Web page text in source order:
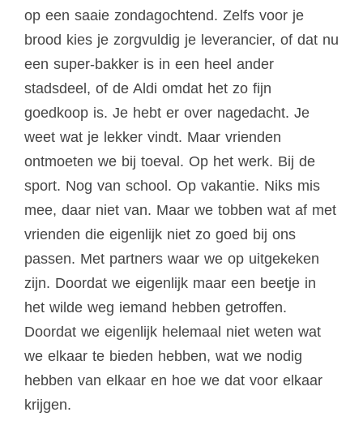
op een saaie zondagochtend. Zelfs voor je
brood kies je zorgvuldig je leverancier, of dat nu
een super-bakker is in een heel ander
stadsdeel, of de Aldi omdat het zo fijn
goedkoop is. Je hebt er over nagedacht. Je
weet wat je lekker vindt. Maar vrienden
ontmoeten we bij toeval. Op het werk. Bij de
sport. Nog van school. Op vakantie. Niks mis
mee, daar niet van. Maar we tobben wat af met
vrienden die eigenlijk niet zo goed bij ons
passen. Met partners waar we op uitgekeken
zijn. Doordat we eigenlijk maar een beetje in
het wilde weg iemand hebben getroffen.
Doordat we eigenlijk helemaal niet weten wat
we elkaar te bieden hebben, wat we nodig
hebben van elkaar en hoe we dat voor elkaar
krijgen.